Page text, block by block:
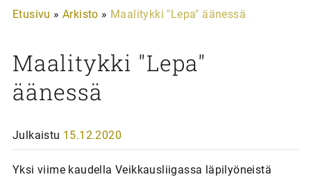
Etusivu » Arkisto » Maalitykki "Lepa" äänessä
Maalitykki "Lepa"
äänessä
Julkaistu 15.12.2020
Yksi viime kaudella Veikkausliigassa läpilyöneistä